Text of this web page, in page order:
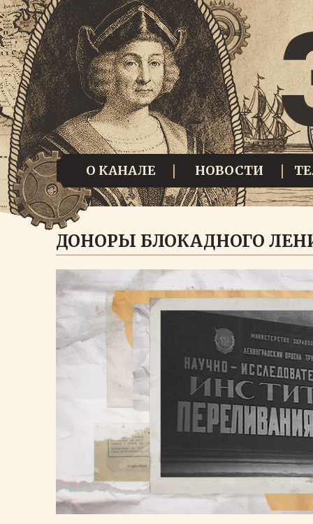
О КАНАЛЕ НОВОСТИ
ДОНОРЫ БЛОКАДНОГО